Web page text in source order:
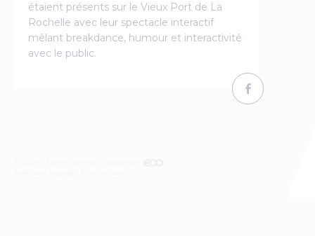
étaient présents sur le Vieux Port de La
Rochelle avec leur spectacle interactif
mêlant breakdance, humour et interactivité
avec le public.